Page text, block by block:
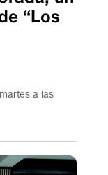
“Los
a las